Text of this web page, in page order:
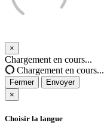
×
Fermer
Chargement en cours...
Chargement en cours...
Fermer
Envoyer
×
Choisir la langue